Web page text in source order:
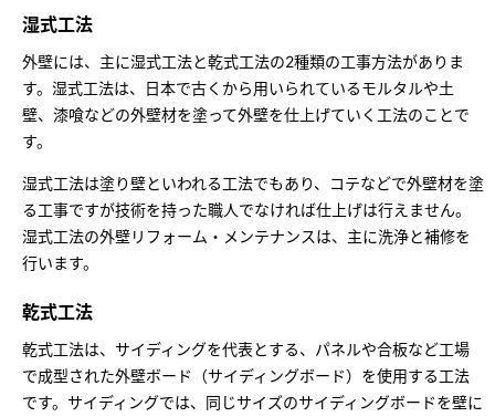
住まいの売却
これから住まいをご検討の方
多彩な動画やこだわりが詰まった建築実例、注目の最新情報など、住
まいづくりを楽しく学べるデジタルラウンジです。
ホームラウンジ 新築・戸建て
ームの具体策とアイデアを豊富にご用意しています。
ホームラウンジ リフォーム
すべてのフィールドに新しい価値をデザインし、持続可能な未来志向
のまちづくりを実現していきます。
ミサワゼネラルソリューション
ミサワホームオーナーさま・リフォーム工事ご契約者さまとミサワホ
ームを結ぶコミュニケーションサイト。お得・便利・安心なコンテン
ツや、ミサワホームからの大切なお知らせなど配信しています。
ミサワオーナーズクラブ
新卒者採用
中途採用
ウエルネス事業
海外事業
湿式工法
外壁には、主に湿式工法と乾式工法の2種類の工事方法がありま
す。湿式工法は、日本で古くから用いられているモルタルや土
壁、漆喰などの外壁材を塗って外壁を仕上げていく工法のことで
す。
湿式工法は塗り壁といわれる工法でもあり、コテなどで外壁材を塗
る工事ですが技術を持った職人でなければ仕上げは行えません。
湿式工法の外壁リフォーム・メンテナンスは、主に洗浄と補修を
行います。
乾式工法
乾式工法は、サイディングを代表とする、パネルや合板など工場
で成型された外壁ボード（サイディングボード）を使用する工法
です。サイディングでは、同じサイズのサイディングボードを壁に